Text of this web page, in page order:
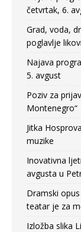
četvrtak, 6.
Grad, voda,
poglavlje
Najava
5. avgust
Poziv za
Montenegro“
Jitka
muzike
Inovativna
avgusta u
Dramski
teatar je za
Izložba slika